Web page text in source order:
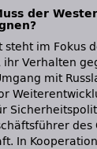
der
steht im Fokus
ihr Verhalten
mit
des
In